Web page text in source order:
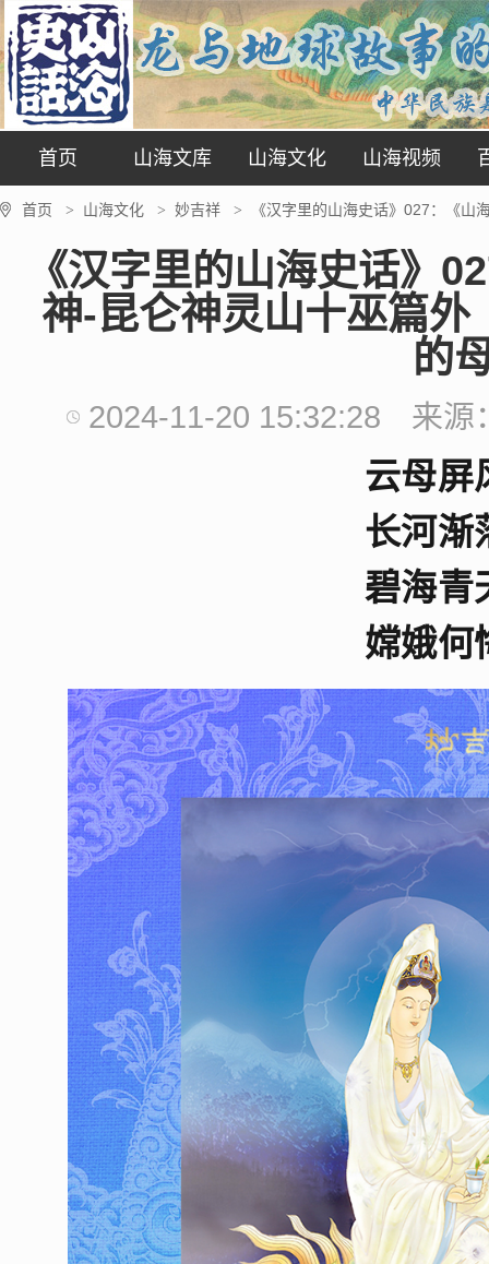
首页 山海文库 山海文化 山海视频
首页 > 山海文化 > 妙吉祥 > 《汉字里的山海史话》027：《山
《汉字里的山海史话》
神-昆仑神灵山十巫篇
的
2024-11-20 15:32:28 来源
云母屏
长河渐
碧海青
嫦娥何